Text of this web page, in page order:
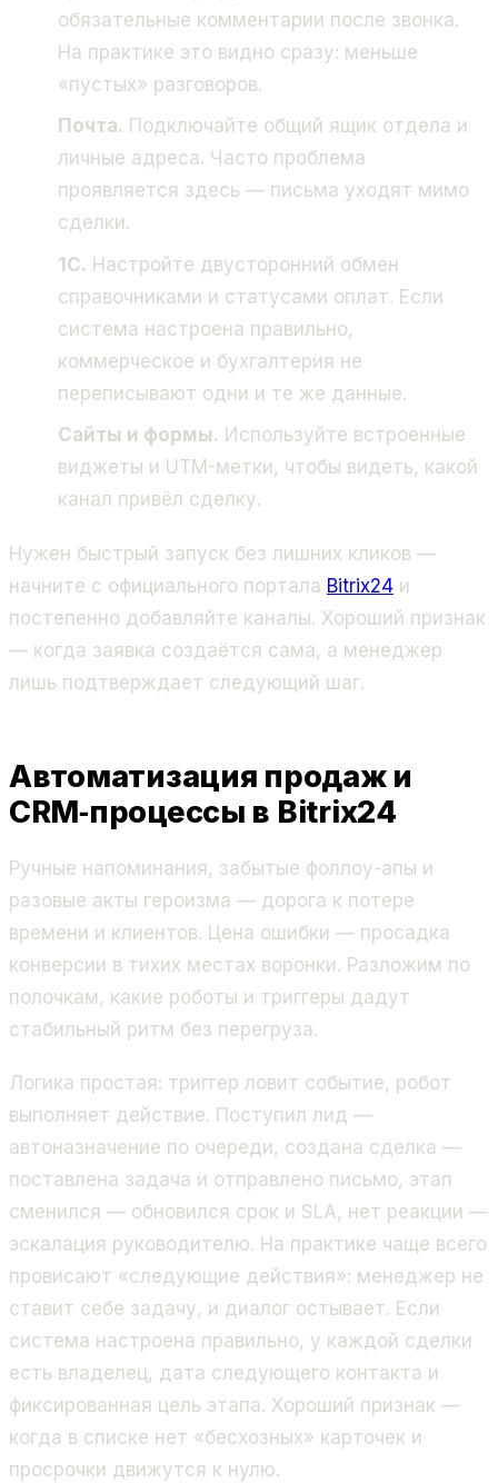
обязательные комментарии после звонка.
На практике это видно сразу: меньше
«пустых» разговоров.
Почта. Подключайте общий ящик отдела и
личные адреса. Часто проблема
проявляется здесь — письма уходят мимо
сделки.
1C. Настройте двусторонний обмен
справочниками и статусами оплат. Если
система настроена правильно,
коммерческое и бухгалтерия не
переписывают одни и те же данные.
Сайты и формы. Используйте встроенные
виджеты и UTM-метки, чтобы видеть, какой
канал привёл сделку.
Нужен быстрый запуск без лишних кликов —
начните с официального портала Bitrix24 и
постепенно добавляйте каналы. Хороший признак
— когда заявка создаётся сама, а менеджер
лишь подтверждает следующий шаг.
Автоматизация продаж и
CRM‑процессы в Bitrix24
Ручные напоминания, забытые фоллоу-апы и
разовые акты героизма — дорога к потере
времени и клиентов. Цена ошибки — просадка
конверсии в тихих местах воронки. Разложим по
полочкам, какие роботы и триггеры дадут
стабильный ритм без перегруза.
Логика простая: триггер ловит событие, робот
выполняет действие. Поступил лид —
автоназначение по очереди, создана сделка —
поставлена задача и отправлено письмо, этап
сменился — обновился срок и SLA, нет реакции —
эскалация руководителю. На практике чаще всего
провисают «следующие действия»: менеджер не
ставит себе задачу, и диалог остывает. Если
система настроена правильно, у каждой сделки
есть владелец, дата следующего контакта и
фиксированная цель этапа. Хороший признак —
когда в списке нет «бесхозных» карточек и
просрочки движутся к нулю.